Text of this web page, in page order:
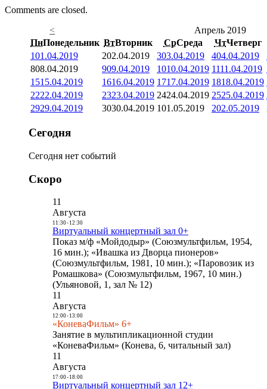
Comments are closed.
<
Апрель 2019
ПнПонедельник ВтВторник СрСреда ЧтЧетверг
101.04.2019 202.04.2019 303.04.2019 404.04.2019
808.04.2019 909.04.2019 1010.04.2019 1111.04.2019
1515.04.2019 1616.04.2019 1717.04.2019 1818.04.2019
2222.04.2019 2323.04.2019 2424.04.2019 2525.04.2019
2929.04.2019 3030.04.2019 101.05.2019 202.05.2019
Сегодня
Сегодня нет событий
Скоро
11
Августа
11:30- 12:30
Виртуальный концертный зал 0+
Показ м/ф «Мойдодыр» (Союзмультфильм, 1954,
16 мин.); «Ивашка из Дворца пионеров»
(Союзмультфильм, 1981, 10 мин.); «Паровозик из
Ромашкова» (Союзмультфильм, 1967, 10 мин.)
(Ульяновой, 1, зал № 12)
11
Августа
12:00- 13:00
«КоневаФильм» 6+
Занятие в мультипликационной студии
«КоневаФильм» (Конева, 6, читальный зал)
11
Августа
17:00- 18:00
Виртуальный концертный зал 12+